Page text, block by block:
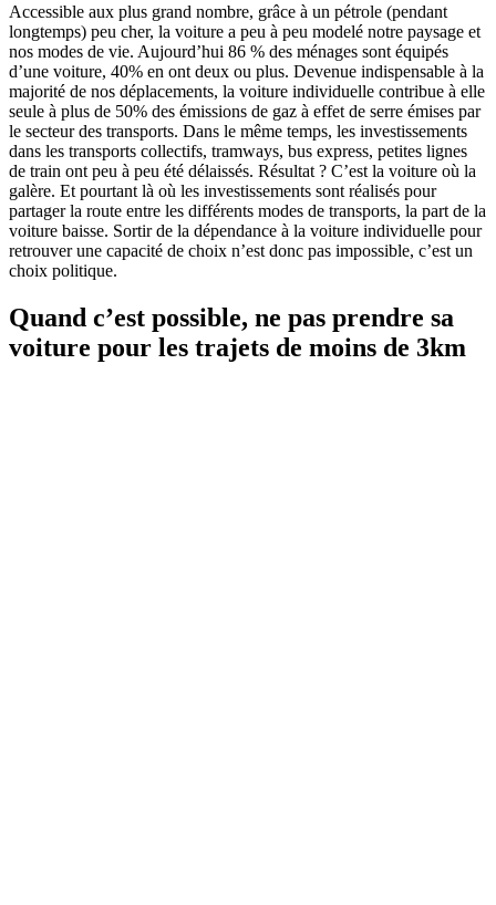
Accessible aux plus grand nombre, grâce à un pétrole (pendant
longtemps) peu cher, la voiture a peu à peu modelé notre paysage et
nos modes de vie. Aujourd’hui 86 % des ménages sont équipés
d’une voiture, 40% en ont deux ou plus. Devenue indispensable à la
majorité de nos déplacements, la voiture individuelle contribue à elle
seule à plus de 50% des émissions de gaz à effet de serre émises par
le secteur des transports. Dans le même temps, les investissements
dans les transports collectifs, tramways, bus express, petites lignes
de train ont peu à peu été délaissés. Résultat ? C’est la voiture où la
galère. Et pourtant là où les investissements sont réalisés pour
partager la route entre les différents modes de transports, la part de la
voiture baisse. Sortir de la dépendance à la voiture individuelle pour
retrouver une capacité de choix n’est donc pas impossible, c’est un
choix politique.
Quand c’est possible, ne pas prendre sa
voiture pour les trajets de moins de 3km